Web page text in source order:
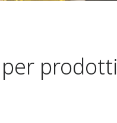
prodotti